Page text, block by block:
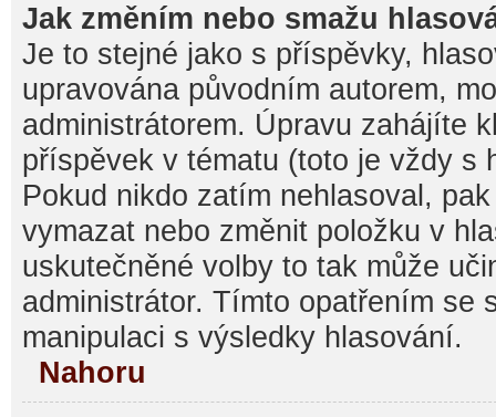
Jak změním nebo smažu
Je to stejné jako s příspěvky,
upravována původním autorem,
administrátorem. Úpravu zahájíte
příspěvek v tématu (toto je vždy s
Pokud nikdo zatím nehlasoval,
vymazat nebo změnit položku v
uskutečněné volby to tak může
administrátor. Tímto opatřením se
manipulaci s výsledky hlasování.
Nahoru